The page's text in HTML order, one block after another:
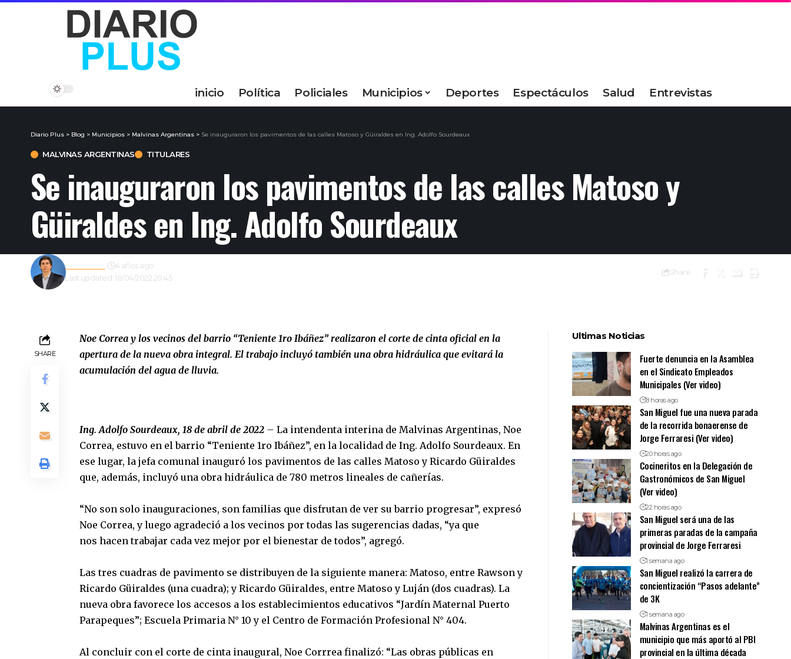
inicio Política Policiales Municipios Deportes Espectáculos Salud Entrevistas
Diario Plus > Blog > Municipios > Malvinas Argentinas > Se inauguraron los pavimentos de las calles Matoso y Güiraldes en Ing. Adolfo Sourdeaux
MALVINAS ARGENTINAS TITULARES
Se inauguraron los pavimentos de las calles Matoso y
Güiraldes en Ing. Adolfo Sourdeaux
Last updated: 18/04/2022 20:45
Redacción 4 años ago
Share
SHARE
Noe Correa y los vecinos del barrio “Teniente 1ro Ibáñez” realizaron el corte de cinta oficial en la
apertura de la nueva obra integral. El trabajo incluyó también una obra hidráulica que evitará la
acumulación del agua de lluvia.
Ing. Adolfo Sourdeaux, 18 de abril de 2022 –La intendenta interina de Malvinas Argentinas, Noe
Correa, estuvo en el barrio “Teniente 1ro Ibáñez”, en la localidad de Ing. Adolfo Sourdeaux. En
ese lugar, la jefa comunal inauguró los pavimentos de las calles Matoso y Ricardo Güiraldes
que, además, incluyó una obra hidráulica de 780 metros lineales de cañerías.
“No son solo inauguraciones, son familias que disfrutan de ver su barrio progresar”, expresó
Noe Correa, y luego agradeció a los vecinos por todas las sugerencias dadas, “ya que
nos hacen trabajar cada vez mejor por el bienestar de todos”, agregó.
Las tres cuadras de pavimento se distribuyen de la siguiente manera: Matoso, entre Rawson y
Ricardo Güiraldes (una cuadra); y Ricardo Güiraldes, entre Matoso y Luján (dos cuadras). La
nueva obra favorece los accesos a los establecimientos educativos “Jardín Maternal Puerto
Parapeques”; Escuela Primaria N° 10 y el Centro de Formación Profesional N° 404.
Al concluir con el corte de cinta inaugural, Noe Corrrea finalizó: “Las obras públicas en
Ultimas Noticias
Fuerte denuncia en la Asamblea
en el Sindicato Empleados
Municipales (Ver video)
8 horas ago
San Miguel fue una nueva parada
de la recorrida bonaerense de
Jorge Ferraresi (Ver video)
20 horas ago
Cocineritos en la Delegación de
Gastronómicos de San Miguel
(Ver video)
22 horas ago
San Miguel será una de las
primeras paradas de la campaña
provincial de Jorge Ferraresi
1 semana ago
San Miguel realizó la carrera de
concientización “Pasos adelante”
de 3K
1 semana ago
Malvinas Argentinas es el
municipio que más aportó al PBI
provincial en la última década